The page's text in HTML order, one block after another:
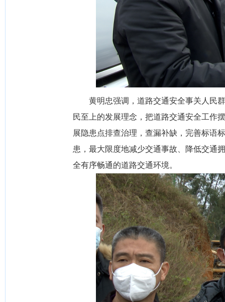
黄明忠强调，道路交通安全事关人民群
民至上的发展理念，把道路交通安全工作
展隐患点排查治理，查漏补缺，完善标语
患，最大限度地减少交通事故、降低交通
全有序畅通的道路交通环境。